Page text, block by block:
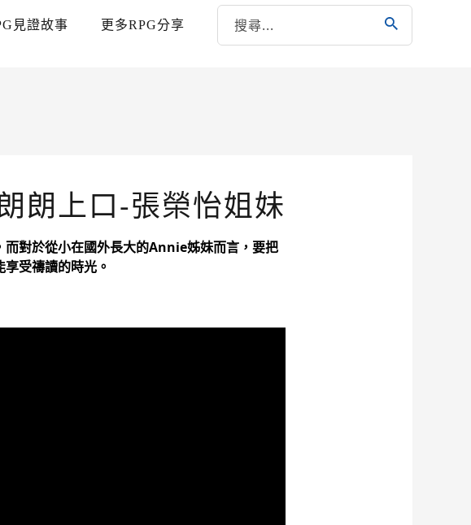
見證故事 更多RPG分享
朗上口-張榮怡姐妹
對於從小在國外長大的Annie姊妹而言，要把
受禱讀的時光。